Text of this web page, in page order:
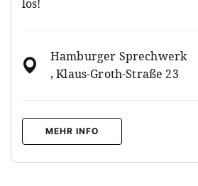
los!
Hamburger Sprechwerk
, Klaus-Groth-Straße 23
MEHR INFO